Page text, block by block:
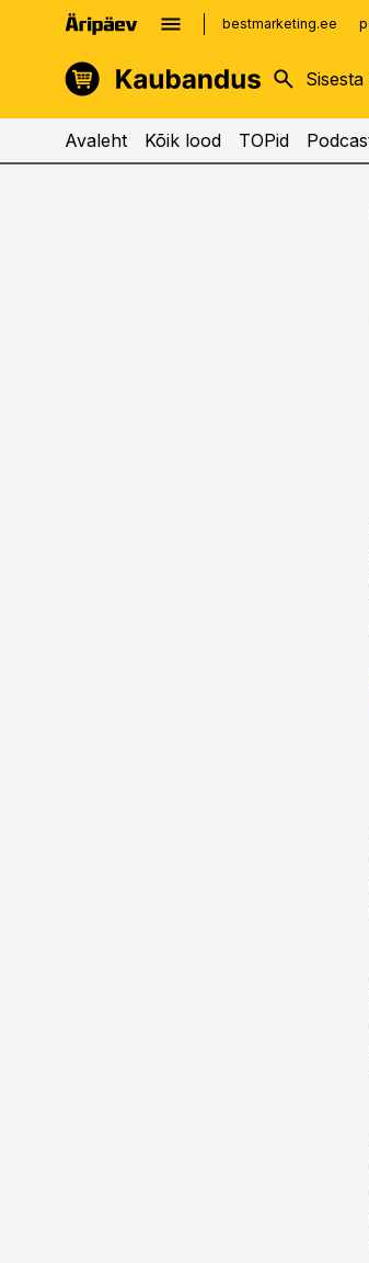
bestmarketing.ee
kinnisvarauudised.ee
logistikauudised.ee
Avaleht Kõik lood TOPid